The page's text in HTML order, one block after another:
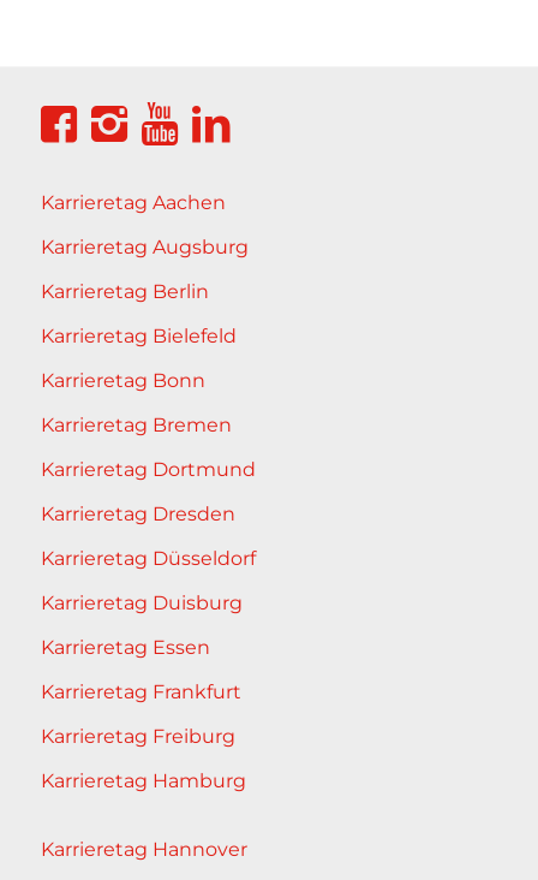
Karrieretag Aachen
Karrieretag Augsburg
Karrieretag Berlin
Karrieretag Bielefeld
Karrieretag Bonn
Karrieretag Bremen
Karrieretag Dortmund
Karrieretag Dresden
Karrieretag Düsseldorf
Karrieretag Duisburg
Karrieretag Essen
Karrieretag Frankfurt
Karrieretag Freiburg
Karrieretag Hamburg
Karrieretag Hannover